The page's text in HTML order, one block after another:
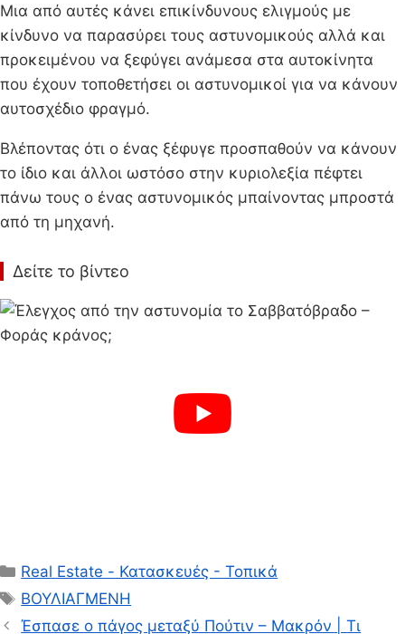
Μια από αυτές κάνει επικίνδυνους ελιγμούς με
κίνδυνο να παρασύρει τους αστυνομικούς αλλά και
προκειμένου να ξεφύγει ανάμεσα στα αυτοκίνητα
που έχουν τοποθετήσει οι αστυνομικοί για να κάνουν
αυτοσχέδιο φραγμό.
Βλέποντας ότι ο ένας ξέφυγε προσπαθούν να κάνουν
το ίδιο και άλλοι ωστόσο στην κυριολεξία πέφτει
πάνω τους ο ένας αστυνομικός μπαίνοντας μπροστά
από τη μηχανή.
Δείτε το βίντεο
Κατηγορίες
Real Estate - Κατασκευές - Τοπικά
Ετικέτες
ΒΟΥΛΙΑΓΜΕΝΗ
Έσπασε ο πάγος μεταξύ Πούτιν – Μακρόν | Τι